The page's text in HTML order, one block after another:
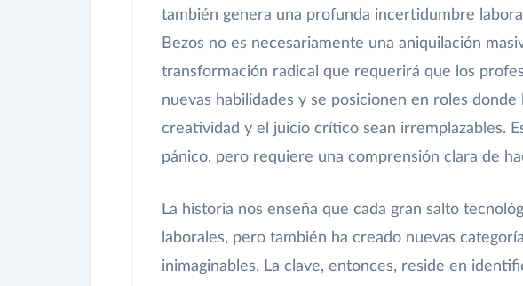
también genera una profunda incertidumbre
Bezos no es necesariamente una aniquilación
transformación radical que requerirá que los
nuevas habilidades y se posicionen en roles donde
creatividad y el juicio crítico sean irremplazables.
pánico, pero requiere una comprensión clara de
La historia nos enseña que cada gran salto
laborales, pero también ha creado nuevas
inimaginables. La clave, entonces, reside en